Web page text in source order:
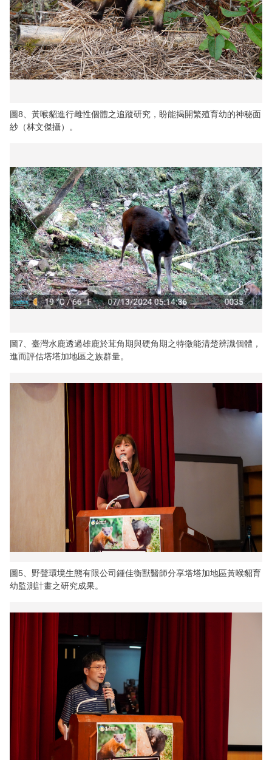
圖8、黃喉貂進行雌性個體之追蹤研究，盼能揭開繁殖育幼的神秘面
紗（林文傑攝）。
圖7、臺灣水鹿透過雄鹿於茸角期與硬角期之特徵能清楚辨識個體，
進而評估塔塔加地區之族群量。
圖5、野聲環境生態有限公司鍾佳衡獸醫師分享塔塔加地區黃喉貂育
幼監測計畫之研究成果。